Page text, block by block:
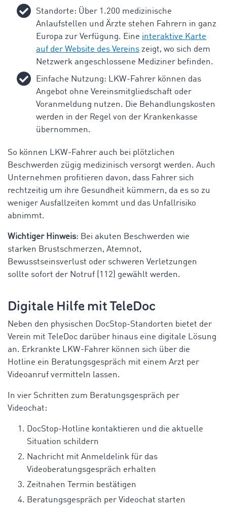
Standorte: Über 1.200 medizinische
Anlaufstellen und Ärzte stehen Fahrern in ganz
Europa zur Verfügung. Eine interaktive Karte
auf der Website des Vereins zeigt, wo sich dem
Netzwerk angeschlossene Mediziner befinden.
Einfache Nutzung: LKW-Fahrer können das
Angebot ohne Vereinsmitgliedschaft oder
Voranmeldung nutzen. Die Behandlungskosten
werden in der Regel von der Krankenkasse
übernommen.
So können LKW-Fahrer auch bei plötzlichen
Beschwerden zügig medizinisch versorgt werden. Auch
Unternehmen profitieren davon, dass Fahrer sich
rechtzeitig um ihre Gesundheit kümmern, da es so zu
weniger Ausfallzeiten kommt und das Unfallrisiko
abnimmt.
Wichtiger Hinweis: Bei akuten Beschwerden wie
starken Brustschmerzen, Atemnot,
Bewusstseinsverlust oder schweren Verletzungen
sollte sofort der Notruf (112) gewählt werden.
Digitale Hilfe mitTeleDoc
Neben den physischen DocStop-Standorten bietet der
Verein mit
TeleDoc darüber hinaus eine digitale Lösung
an. Erkrankte LKW-Fahrer können sich über die
Hotline ein Beratungsgespräch mit einem Arzt per
Videoanruf vermitteln lassen.
In vier Schritten zum Beratungsgespräch per
Videochat:
DocStop-Hotline kontaktieren und die aktuelle
Situation schildern
Nachricht mit Anmeldelink für das
Videoberatungsgespräch erhalten
Zeitnahen Termin bestätigen
Beratungsgespräch per Videochat starten